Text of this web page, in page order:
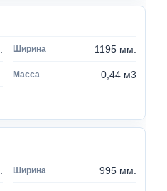
1195 мм.
0,44 м3
995 мм.